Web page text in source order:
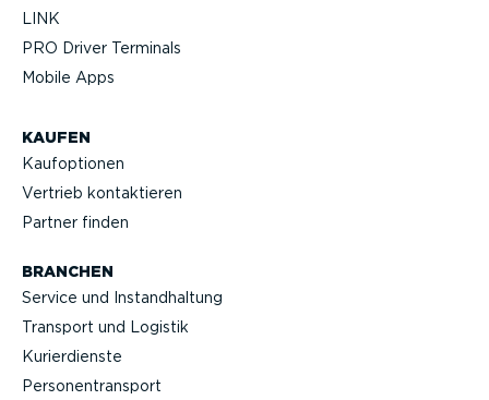
LINK
PRO Driver Terminals
Mobile Apps
KAUFEN
Kaufop­tionen
Vertrieb kontak­tieren
Partner finden
BRANCHEN
Service und Instand­haltung
Transport und Logistik
Kurier­dienste
Perso­nen­transport